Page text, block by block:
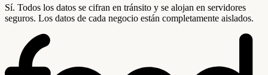
Sí. Todos los datos se cifran en tránsito y se alojan en servidores
seguros. Los datos de cada negocio están completamente aislados.